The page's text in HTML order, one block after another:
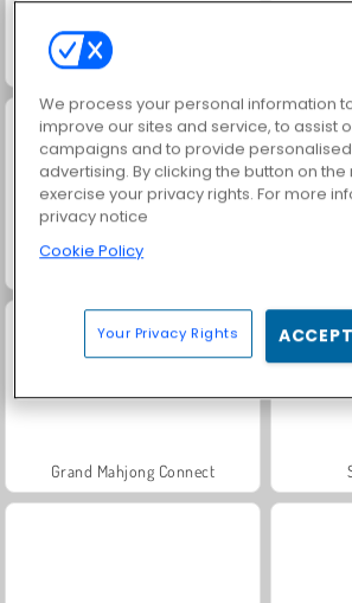
Trollface Quest: USA 2
Grand Mahjong Connect
We process your personal information
improve our sites and service, to assist
campaigns and to provide
advertising. By clicking the button on the
exercise your privacy rights. For more
privacy notice
Cookie Policy
Your Privacy Rights